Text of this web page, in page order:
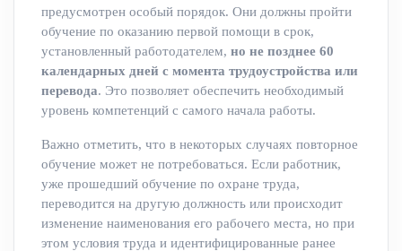
предусмотрен особый порядок. Они должны пройти
обучение по оказанию первой помощи в срок,
установленный работодателем, но не позднее 60
календарных дней с момента трудоустройства или
перевода. Это позволяет обеспечить необходимый
уровень компетенций с самого начала работы.
Важно отметить, что в некоторых случаях повторное
обучение может не потребоваться. Если работник,
уже прошедший обучение по охране труда,
переводится на другую должность или происходит
изменение наименования его рабочего места, но при
этом условия труда и идентифицированные ранее